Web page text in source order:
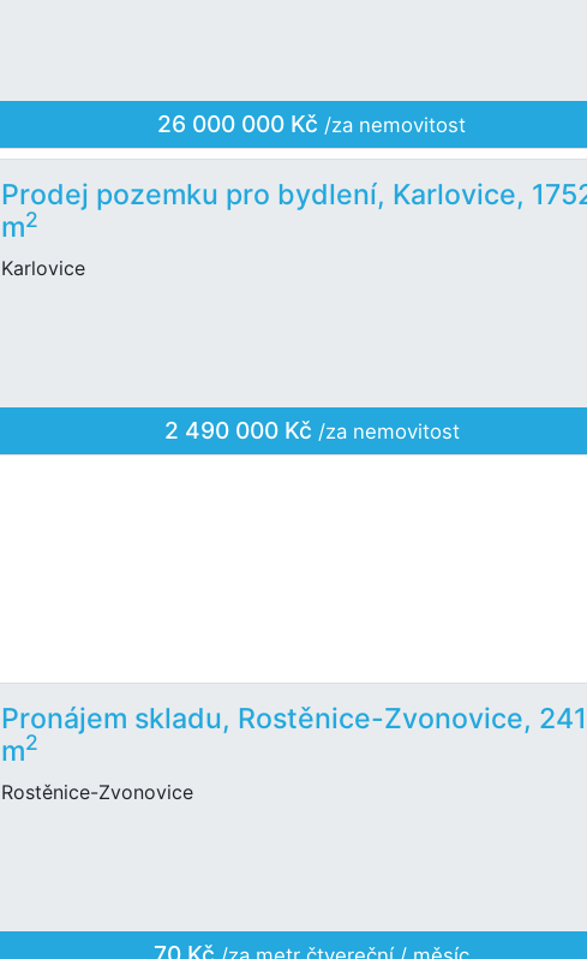
26 000 000 Kč /za nemovitost
Prodej pozemku pro bydlení, Karlovice,
m2
Karlovice
2 490 000 Kč /za nemovitost
Pronájem skladu, Rostěnice-Zvonovice,
m2
Rostěnice-Zvonovice